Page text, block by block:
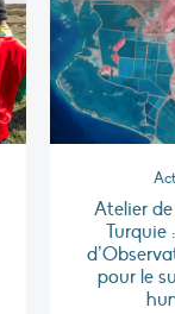
Atelier
Turquie
pour le